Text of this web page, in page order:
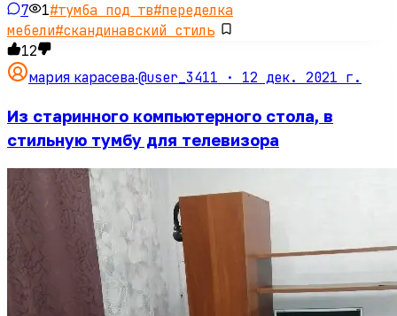
7 1#тумба под тв#переделка
мебели#скандинавский стиль
12
мария карасева·@user_3411 · 12 дек. 2021 г.
Из старинного компьютерного стола, в
стильную тумбу для телевизора